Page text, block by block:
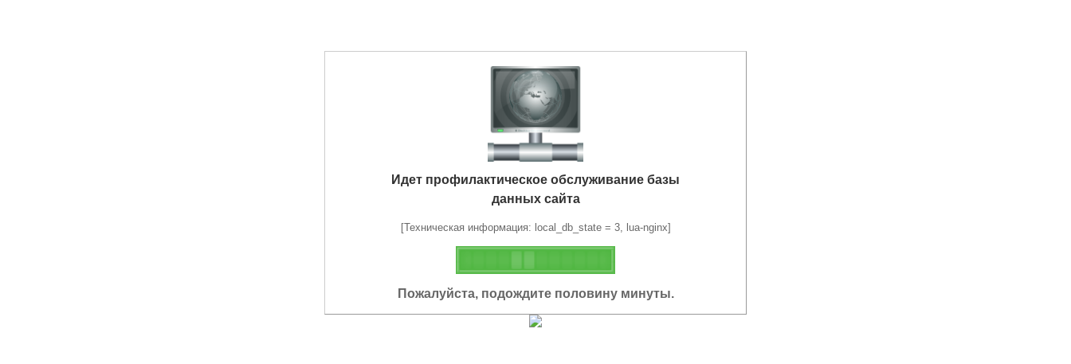
Идет профилактическое обслуживание базы
данных сайта
[Техническая информация: local_db_state = 3, lua-nginx]
Пожалуйста, подождите половину минуты.